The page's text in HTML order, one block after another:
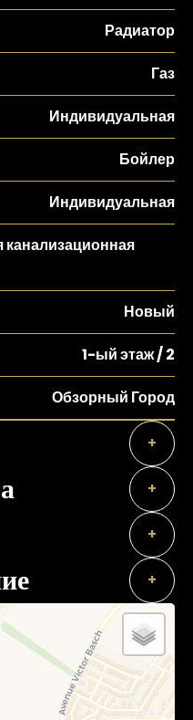
Радиатор
Газ
Индивидуальная
Бойлер
Индивидуальная
Новый
1-ый этаж / 2
Обзорный Город
+
+
+
+